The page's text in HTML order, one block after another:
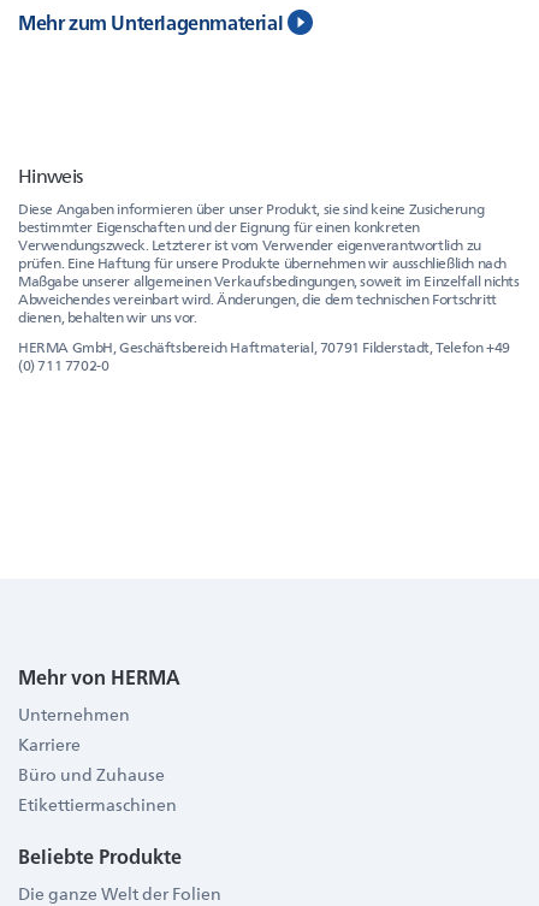
Mehr zum Unterlagenmaterial
Hinweis
Diese Angaben informieren über unser Produkt, sie sind keine Zusicherung
bestimmter Eigenschaften und der Eignung für einen konkreten
Verwendungszweck. Letzterer ist vom Verwender eigenverantwortlich zu
prüfen. Eine Haftung für unsere Produkte übernehmen wir ausschließlich nach
Maßgabe unserer allgemeinen Verkaufsbedingungen, soweit im Einzelfall nichts
Abweichendes vereinbart wird. Änderungen, die dem technischen Fortschritt
dienen, behalten wir uns vor.
HERMA GmbH, Geschäftsbereich Haftmaterial, 70791 Filderstadt, Telefon +49
(0) 711 7702-0
Mehr von HERMA
Unternehmen
Karriere
Büro und Zuhause
Etikettiermaschinen
Beliebte Produkte
Die ganze Welt der Folien